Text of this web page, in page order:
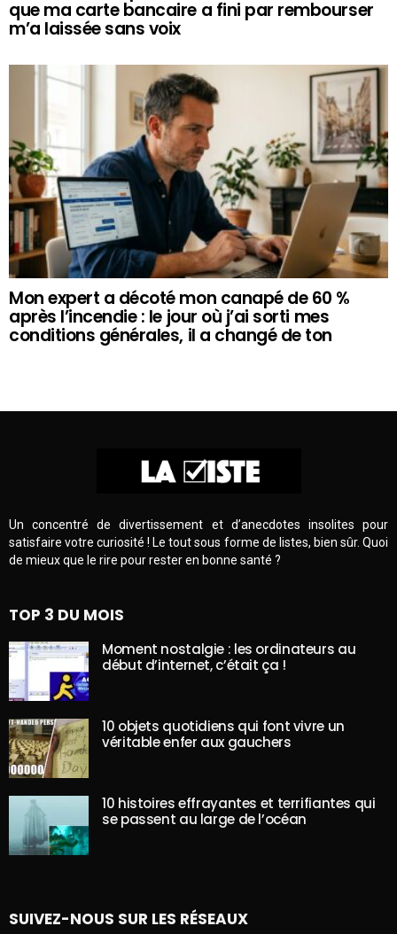
que ma carte bancaire a fini par rembourser
m’a laissée sans voix
Mon expert a décoté mon canapé de 60 %
après l’incendie : le jour où j’ai sorti mes
conditions générales, il a changé de ton
Un concentré de divertissement et d’anecdotes insolites pour
satisfaire votre curiosité ! Le tout sous forme de listes, bien sûr. Quoi
de mieux que le rire pour rester en bonne santé ?
TOP 3 DU MOIS
Moment nostalgie : les ordinateurs au
début d’internet, c’était ça !
10 objets quotidiens qui font vivre un
véritable enfer aux gauchers
10 histoires effrayantes et terrifiantes qui
se passent au large de l’océan
SUIVEZ-NOUS SUR LES RÉSEAUX